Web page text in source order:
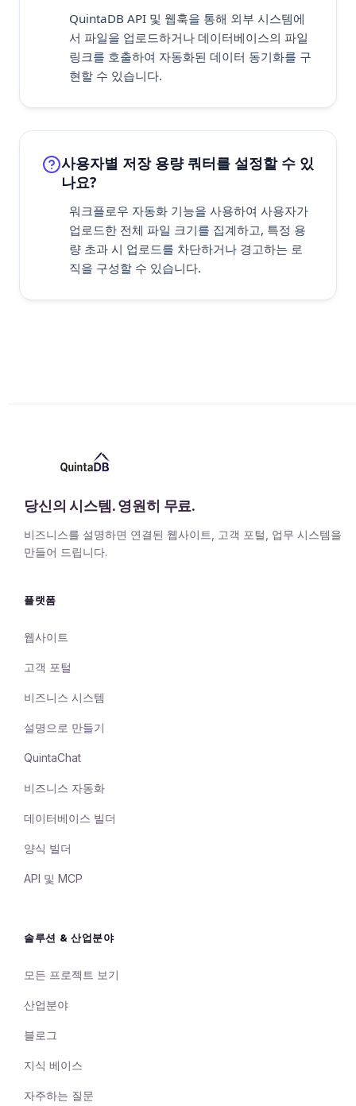
QuintaDB API 및 웹훅을 통해 외부 시스템에
서 파일을 업로드하거나 데이터베이스의 파일
링크를 호출하여 자동화된 데이터 동기화를 구
현할 수 있습니다.
사용자별 저장 용량 쿼터를 설정할 수 있
나요?
워크플로우 자동화 기능을 사용하여 사용자가
업로드한 전체 파일 크기를 집계하고, 특정 용
량 초과 시 업로드를 차단하거나 경고하는 로
직을 구성할 수 있습니다.
당신의 시스템. 영원히 무료.
비즈니스를 설명하면 연결된 웹사이트, 고객 포털, 업무 시스템을
만들어 드립니다.
플랫폼
웹사이트
고객 포털
비즈니스 시스템
설명으로 만들기
QuintaChat
비즈니스 자동화
데이터베이스 빌더
양식 빌더
API 및 MCP
솔루션 & 산업분야
모든 프로젝트 보기
산업분야
블로그
지식 베이스
자주하는 질문